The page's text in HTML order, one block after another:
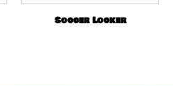
Soccer Locker